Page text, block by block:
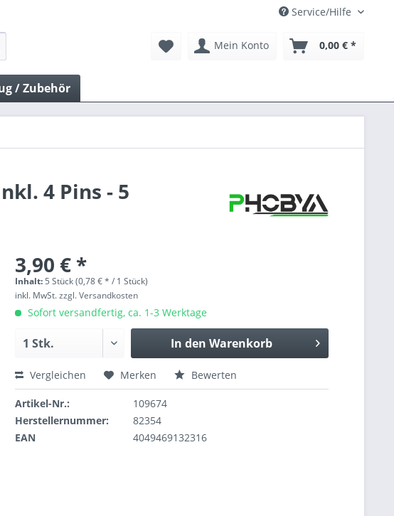
Service/Hilfe
Mein Konto 0,00 € *
/ Zubehör
4 Pins - 5
3,90 € *
Inhalt: 5 Stück (0,78 € * / 1 Stück)
inkl. MwSt.zzgl. Versandkosten
Sofort versandfertig, ca. 1-3 Werktage
In den Warenkorb
Vergleichen Merken Bewerten
Artikel-Nr.:
109674
Herstellernummer:
82354
EAN
4049469132316